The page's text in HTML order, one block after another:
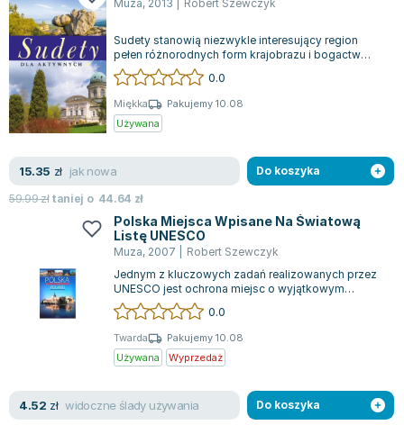
Lorraine Warren
Ajahn Brahm
Lucinda Riley
Jacek Walkiewicz
Muza, 2013 Robert Szewczyk
Sudety stanowią niezwykle interesujący region
pełen różnorodnych form krajobrazu i bogactw
naturalnych. Można tam podziwiać skalne...
0.0
Miękka
Pakujemy 10.08
Używana
15.35 zł jak nowa
59.99złtaniej o 44.64 zł
Do koszyka
Polska Miejsca Wpisane Na Światową
Listę UNESCO
Muza, 2007
Robert Szewczyk
Jednym z kluczowych zadań realizowanych przez
UNESCO jest ochrona miejsc o wyjątkowym
znaczeniu dla ludzkości, aby mogły one przet...
0.0
Twarda
Pakujemy 10.08
Używana
Wyprzedaż
4.52 zł widoczne ślady używania Do koszyka